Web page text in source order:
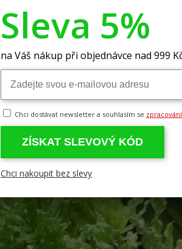
Sleva 5%
na Váš nákup při objednávce nad 999
Chci dostávat newsletter a souhlasím se
ZÍSKAT SLEVOVÝ KÓD
Chci nakoupit bez slevy